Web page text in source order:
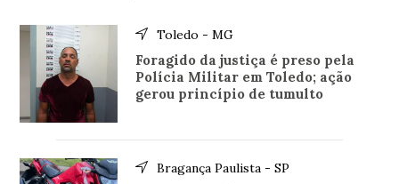
Toledo - MG
Foragido da justiça é preso pela
Polícia Militar em Toledo; ação
gerou princípio de tumulto
Bragança Paulista - SP